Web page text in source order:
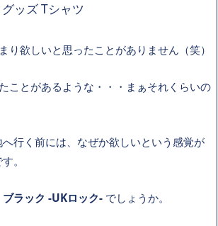
ッズ Tシャツ
り欲しいと思ったことがありません（笑）
ことがあるような・・・まぁそれくらいの
行く前には、なぜか欲しいという感覚が
。
ブラック -UKロック- でしょうか。